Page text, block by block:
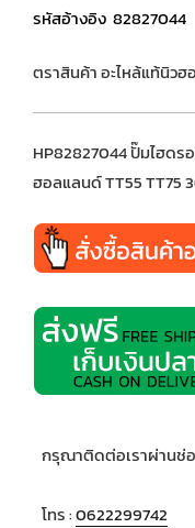
รหัสอ้างอิง 82827044
ตราสินค้า อะไหล้แท้นิว
HP82827044 ปั๊มไฮด
ฮอลแลนด์ TT55 TT75
กรุณาติดต่อเราผ่านช่
โทร :0622299742